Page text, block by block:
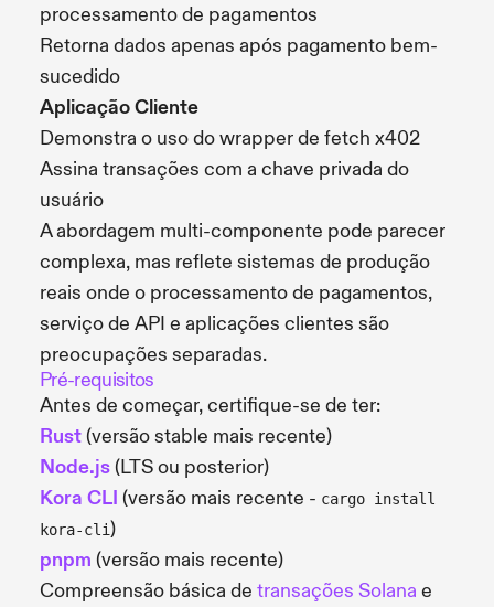
processamento de pagamentos
Retorna dados apenas após pagamento bem-
sucedido
Aplicação Cliente
Demonstra o uso do wrapper de fetch x402
Assina transações com a chave privada do
usuário
A abordagem multi-componente pode parecer
complexa, mas reflete sistemas de produção
reais onde o processamento de pagamentos,
serviço de API e aplicações clientes são
preocupações separadas.
Pré-requisitos
Antes de começar, certifique-se de ter:
Rust(versão stable mais recente)
Node.js(LTS ou posterior)
Kora CLI (versão mais recente - cargo install
kora-cli)
pnpm (versão mais recente)
Compreensão básica de transações Solana e